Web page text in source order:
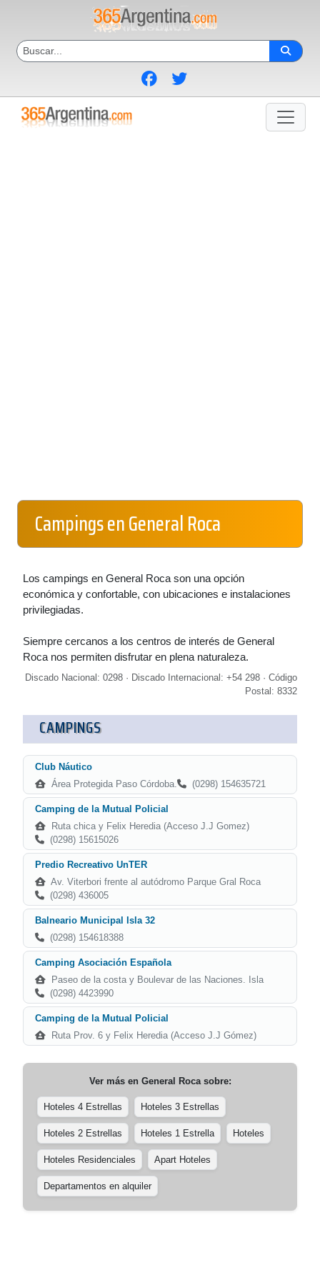
Campings en General Roca
Los campings en General Roca son una opción
económica y confortable, con ubicaciones e instalaciones
privilegiadas.
Siempre cercanos a los centros de interés de General
Roca nos permiten disfrutar en plena naturaleza.
Discado Nacional: 0298 · Discado Internacional: +54 298 · Código
Postal: 8332
CAMPINGS
Club Náutico
Área Protegida Paso Córdoba.
(0298) 154635721
Camping de la Mutual Policial
Ruta chica y Felix Heredia (Acceso J.J Gomez)
(0298) 15615026
Predio Recreativo UnTER
Av. Viterbori frente al autódromo Parque Gral Roca
(0298) 436005
Balneario Municipal Isla 32
(0298) 154618388
Camping Asociación Española
Paseo de la costa y Boulevar de las Naciones. Isla
(0298) 4423990
Camping de la Mutual Policial
Ruta Prov. 6 y Felix Heredia (Acceso J.J Gómez)
Ver más en General Rocasobre:
Hoteles 4 Estrellas Hoteles 3 Estrellas
Hoteles 2 Estrellas Hoteles 1 Estrella Hoteles
Hoteles Residenciales Apart Hoteles
Departamentos en alquiler